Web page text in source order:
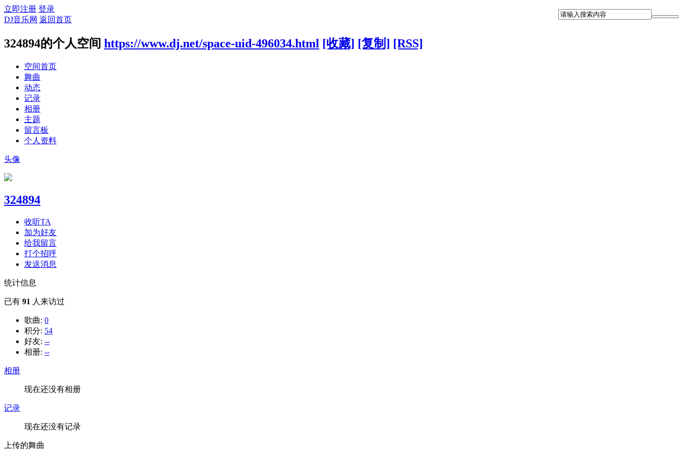
立即注册 登录
DJ音乐网 返回首页
324894的个人空间 https://www.dj.net/space-uid-496034.html [收藏] [复制] [RSS]
空间首页
舞曲
动态
记录
相册
主题
留言板
个人资料
头像
324894
收听TA
加为好友
给我留言
打个招呼
发送消息
统计信息
已有 91 人来访过
歌曲: 0
积分: 54
好友: --
相册: --
相册
现在还没有相册
记录
现在还没有记录
上传的舞曲